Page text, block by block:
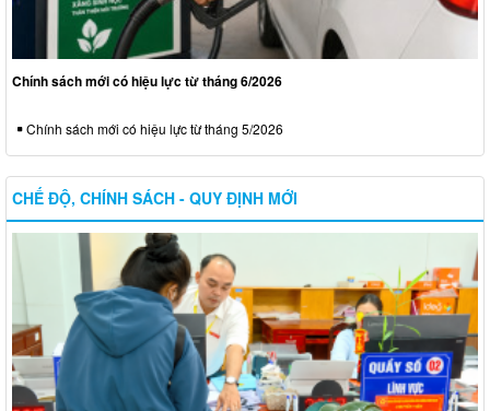
Chính sách mới có hiệu lực từ tháng 6/2026
Chính sách mới có hiệu lực từ tháng 5/2026
CHẾ ĐỘ, CHÍNH SÁCH - QUY ĐỊNH MỚI